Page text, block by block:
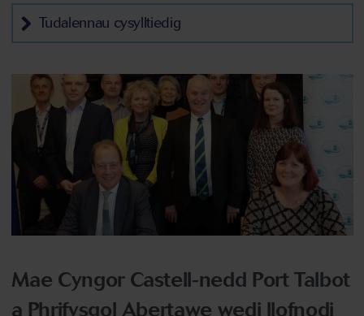
Tudalennau cysylltiedig
Mae Cyngor Castell-nedd Port Talbot
a Phrifysgol Abertawe wedi llofnodi